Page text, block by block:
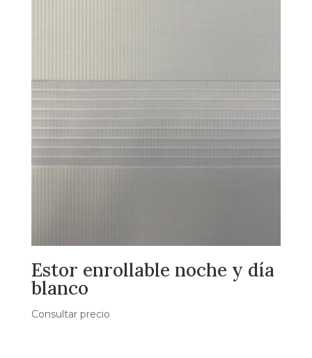
Estor enrollable noche y día
blanco
Consultar precio